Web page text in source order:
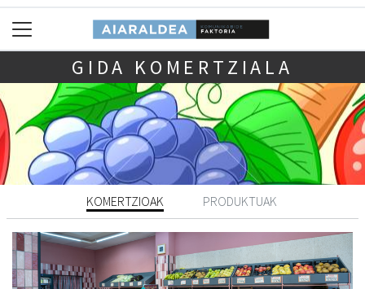
GIDA KOMERTZIALA
KOMERTZIOAK PRODUKTUAK